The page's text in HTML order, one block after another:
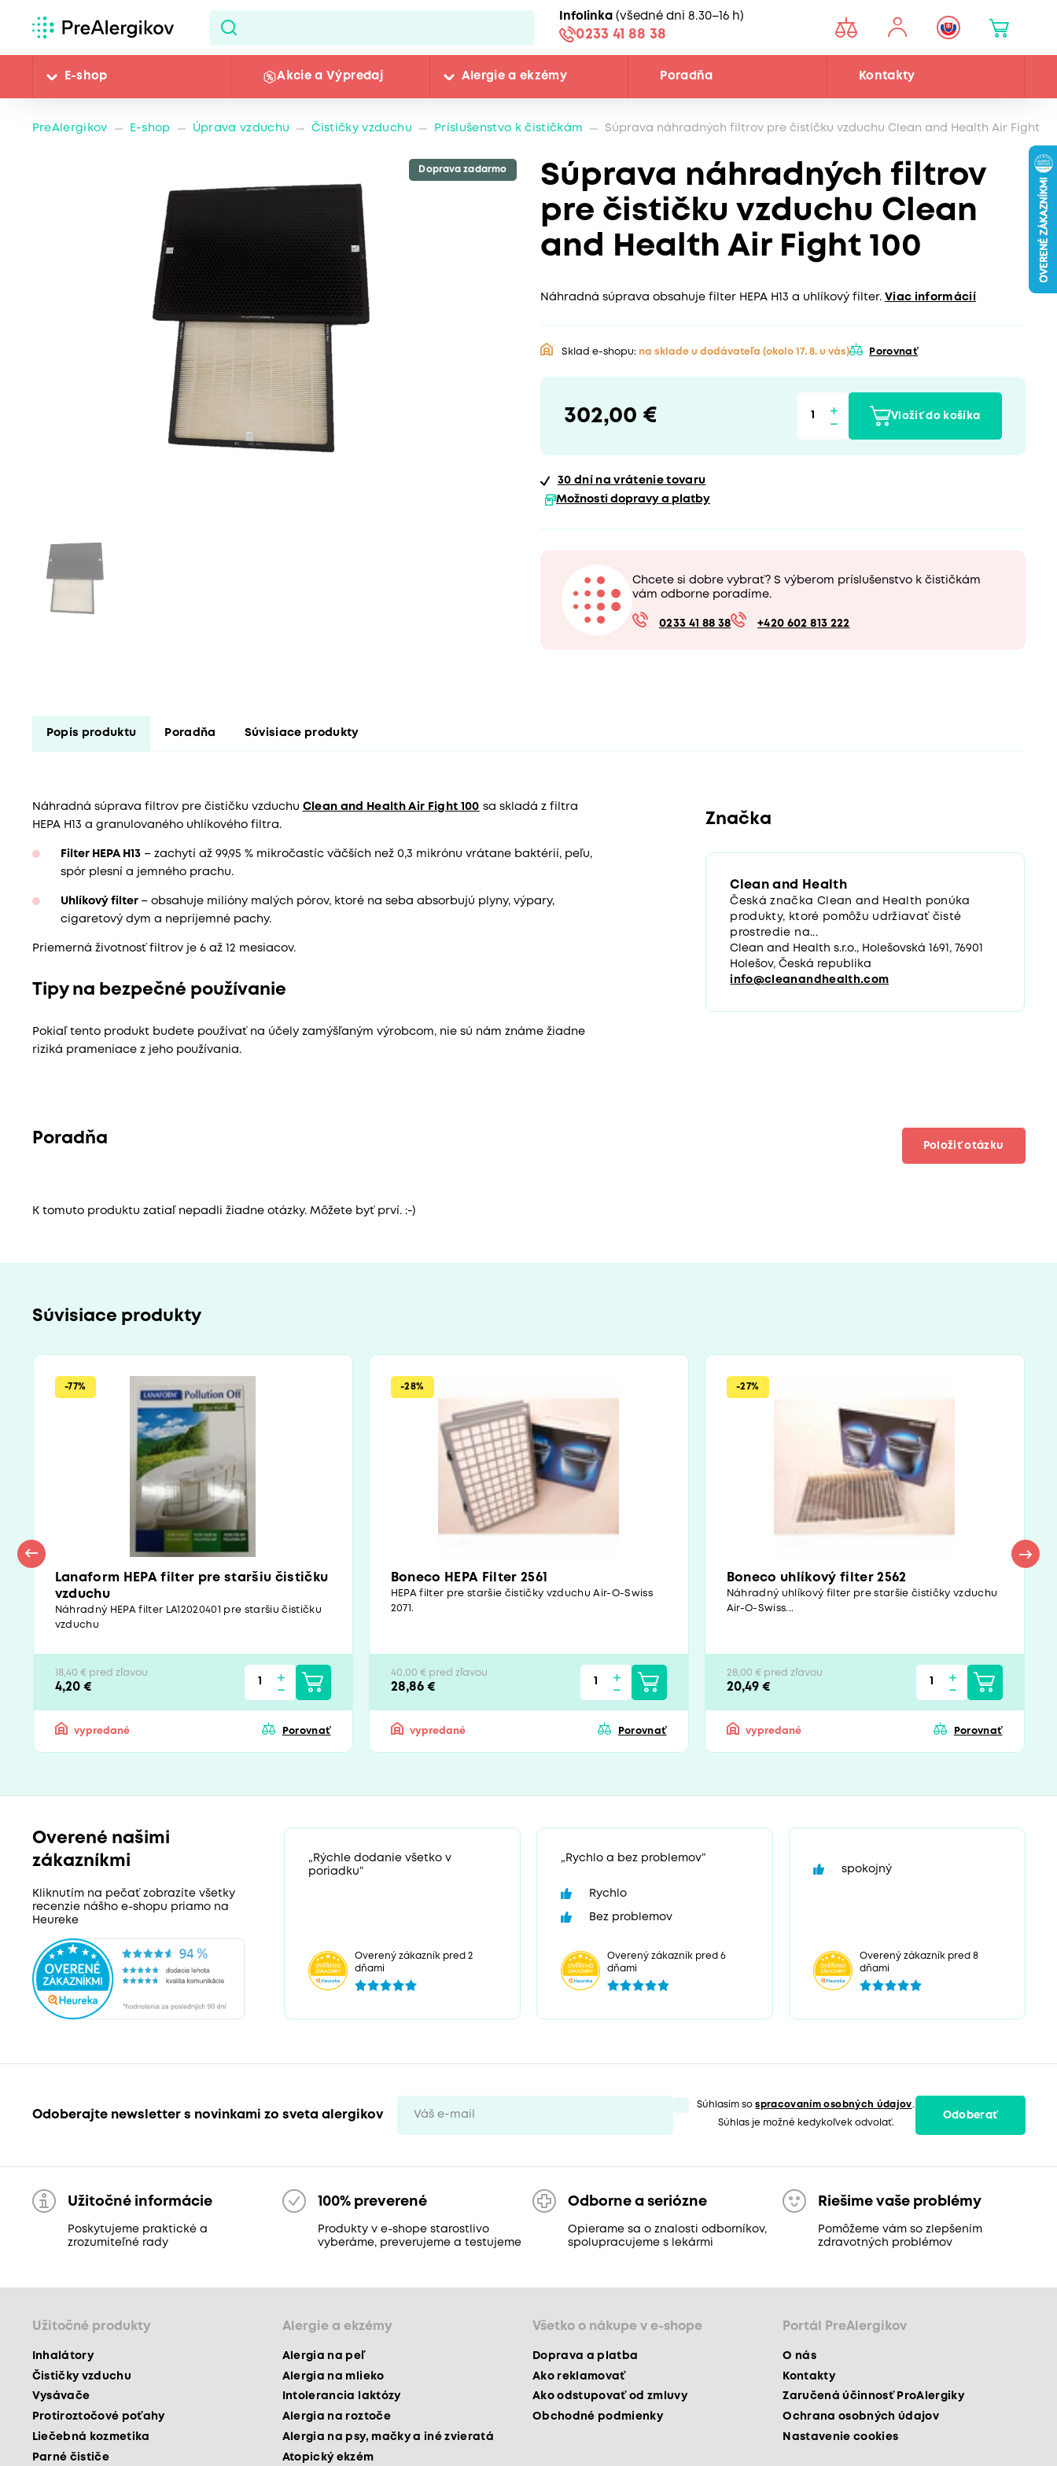
Infolinka (všedné dni 8.30–16 h)
0233 41 88 38
E-shop Akcie a Výpredaj Alergie a ekzémy Poradňa Kontakty
PreAlergikov E-shop Úprava vzduchu Čističky vzduchu Príslušenstvo k čističkám Súprava náhradných filtrov pre čističku vzduchu Clean and Health Air Fight
Súprava náhradných filtrov
pre čističku vzduchu Clean
and Health Air Fight 100
Doprava zadarmo
Náhradná súprava obsahuje filter HEPA H13 a uhlíkový filter. Viac informácií
Sklad e-shopu: na sklade u dodávateľa (okolo 17. 8. u vás) Porovnať
302,00 € Vložiť do košíka
30 dní na vrátenie tovaru
Možnosti dopravy a platby
Chcete si dobre vybrať? S výberom príslušenstvo k čističkám
vám odborne poradíme.
0233 41 88 38 +420 602 813 222
Popis produktu Poradňa Súvisiace produkty
Náhradná súprava filtrov pre čističku vzduchu Clean and Health Air Fight 100 sa skladá z filtra
HEPA H13 a granulovaného uhlíkového filtra.
Filter HEPA H13– zachytí až 99,95 % mikročastíc väčších než 0,3 mikrónu vrátane baktérií, peľu,
spór plesní a jemného prachu.
Uhlíkový filter – obsahuje milióny malých pórov, ktoré na seba absorbujú plyny, výpary,
cigaretový dym a nepríjemné pachy.
Priemerná životnosť filtrov je 6 až 12 mesiacov.
Tipy na bezpečné používanie
Pokiaľ tento produkt budete používať na účely zamýšľaným výrobcom, nie sú nám známe žiadne
riziká prameniace z jeho používania.
Značka
Clean and Health
Česká značka Clean and Health ponúka
produkty, ktoré pomôžu udržiavať čisté
prostredie na...
Clean and Health s.r.o., Holešovská 1691, 76901
Holešov, Česká republika
info@cleanandhealth.com
Poradňa Položiť otázku
K tomuto produktu zatiaľ nepadli žiadne otázky. Môžete byť prví. :-)
Súvisiace produkty
-77%
Lanaform HEPA filter pre staršiu čističku
vzduchu
Náhradný HEPA filter LA12020401 pre staršiu čističku
vzduchu
18,40 € pred zľavou
4,20 €
vypredané Porovnať
-28%
Boneco HEPA Filter 2561
HEPA filter pre staršie čističky vzduchu Air-O-Swiss
2071.
40,00 € pred zľavou
28,86 €
vypredané Porovnať
-27%
Boneco uhlíkový filter 2562
Náhradný uhlíkový filter pre staršie čističky vzduchu
Air-O-Swiss...
28,00 € pred zľavou
20,49 €
vypredané Porovnať
Overené našimi
zákazníkmi
Kliknutím na pečať zobrazíte všetky
recenzie nášho e-shopu priamo na
Heureke
„Rýchle dodanie všetko v
poriadku“
Overený zákazník pred 2
dňami
„Rychlo a bez problemov“
Rychlo
Bez problemov
Overený zákazník pred 6
dňami
spokojný
Overený zákazník pred 8
dňami
Odoberajte newsletter s novinkami zo sveta alergikov
Súhlasím sospracovaním osobných údajov.
Súhlas je možné kedykoľvek odvolať.
Odoberať
Užitočné informácie
Poskytujeme praktické a
zrozumiteľné rady
100% preverené
Produkty v e-shope starostlivo
vyberáme, preverujeme a testujeme
Odborne a seriózne
Opierame sa o znalosti odborníkov,
spolupracujeme s lekármi
Riešime vaše problémy
Pomôžeme vám so zlepšením
zdravotných problémov
Užitočné produkty
Inhalátory
Čističky vzduchu
Vysávače
Protiroztočové poťahy
Liečebná kozmetika
Parné čističe
Alergie a ekzémy
Alergia na peľ
Alergia na mlieko
Intolerancia laktózy
Alergia na roztoče
Alergia na psy, mačky a iné zvieratá
Atopický ekzém
Všetko o nákupe v e-shope
Doprava a platba
Ako reklamovať
Ako odstupovať od zmluvy
Obchodné podmienky
Portál PreAlergikov
O nás
Kontakty
Zaručená účinnosť ProAlergiky
Ochrana osobných údajov
Nastavenie cookies